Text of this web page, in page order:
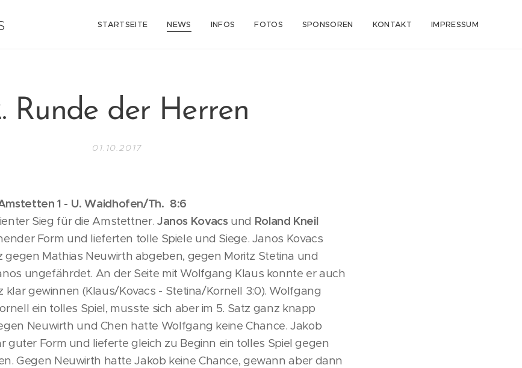
STARTSEITE NEWS INFOS FOTOS SPONSOREN KONTAKT IMPRESSUM
Runde der Herren
01.10.2017
1 - U. Waidhofen/Th. 8:6
Sieg für die Amstettner. Janos Kovacs und Roland Kneil
Form und lieferten tolle Spiele und Siege. Janos Kovacs
gegen Mathias Neuwirth abgeben, gegen Moritz Stetina und
ungefährdet. An der Seite mit Wolfgang Klaus konnte er auch
klar gewinnen (Klaus/Kovacs - Stetina/Kornell 3:0). Wolfgang
ein tolles Spiel, musste sich aber im 5. Satz ganz knapp
Neuwirth und Chen hatte Wolfgang keine Chance. Jakob
guter Form und lieferte gleich zu Beginn ein tolles Spiel gegen
Gegen Neuwirth hatte Jakob keine Chance, gewann aber dann